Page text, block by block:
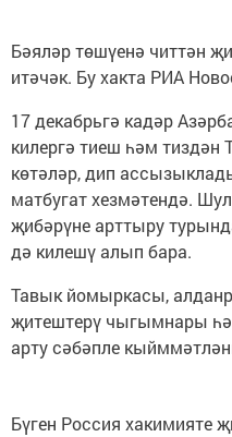
Бәяләр төшүенә читтән
итәчәк. Бу хакта РИА
17 декабрьгә кадәр
килергә тиеш һәм тиздән
көтәләр, дип
матбугат хезмәтендә.
җибәрүне арттыру
дә килешү алып бара.
Тавык йомыркасы,
җитештерү чыгымнары
арту сәбәпле
Бүген Россия хакимияте